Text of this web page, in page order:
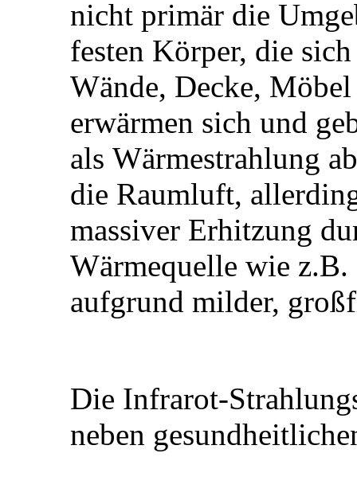
nicht primär die
festen Körper, die
Wände, Decke,
erwärmen sich und
als Wärmestrahlung
die Raumluft,
massiver Erhitzung
Wärmequelle wie
aufgrund milder,
Die Infrarot-
neben